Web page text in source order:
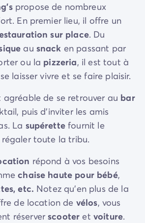
propose de nombreux
En premier lieu, il offre un
sur place. Du
au snack en passant par
ou la pizzeria, il est tout à
laisser vivre et se faire plaisir.
de se retrouver au bar
puis d'inviter les amis
La supérettefournit le
régaler toute la tribu.
répond à vos besoins
chaise haute pour bébé,
etc. Notez qu'en plus de la
de location de vélos, vous
réserverscooter et voiture.